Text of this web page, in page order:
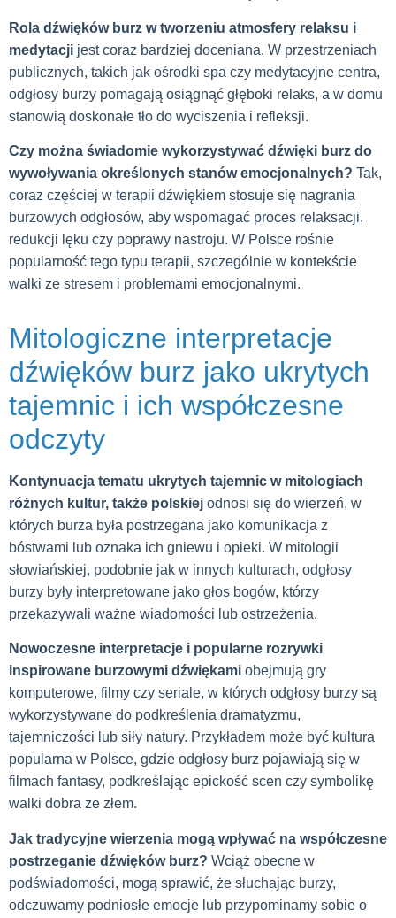
Rola dźwięków burz w tworzeniu atmosfery relaksu i
medytacji jest coraz bardziej doceniana. W przestrzeniach
publicznych, takich jak ośrodki spa czy medytacyjne centra,
odgłosy burzy pomagają osiągnąć głęboki relaks, a w domu
stanowią doskonałe tło do wyciszenia i refleksji.
Czy można świadomie wykorzystywać dźwięki burz do
wywoływania określonych stanów emocjonalnych? Tak,
coraz częściej w terapii dźwiękiem stosuje się nagrania
burzowych odgłosów, aby wspomagać proces relaksacji,
redukcji lęku czy poprawy nastroju. W Polsce rośnie
popularność tego typu terapii, szczególnie w kontekście
walki ze stresem i problemami emocjonalnymi.
Mitologiczne interpretacje
dźwięków burz jako ukrytych
tajemnic i ich współczesne
odczyty
Kontynuacja tematu ukrytych tajemnic w mitologiach
różnych kultur, także polskiej odnosi się do wierzeń, w
których burza była postrzegana jako komunikacja z
bóstwami lub oznaka ich gniewu i opieki. W mitologii
słowiańskiej, podobnie jak w innych kulturach, odgłosy
burzy były interpretowane jako głos bogów, którzy
przekazywali ważne wiadomości lub ostrzeżenia.
Nowoczesne interpretacje i popularne rozrywki
inspirowane burzowymi dźwiękami obejmują gry
komputerowe, filmy czy seriale, w których odgłosy burzy są
wykorzystywane do podkreślenia dramatyzmu,
tajemniczości lub siły natury. Przykładem może być kultura
popularna w Polsce, gdzie odgłosy burz pojawiają się w
filmach fantasy, podkreślając epickość scen czy symbolikę
walki dobra ze złem.
Jak tradycyjne wierzenia mogą wpływać na współczesne
postrzeganie dźwięków burz? Wciąż obecne w
podświadomości, mogą sprawić, że słuchając burzy,
odczuwamy podniosłe emocje lub przypominamy sobie o